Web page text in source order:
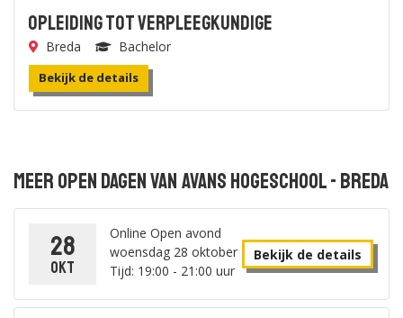
Opleiding tot Verpleegkundige
Breda Bachelor
Bekijk de details
Meer open dagen van Avans Hogeschool - Breda
28
okt
Online Open avond
woensdag 28 oktober
Tijd: 19:00 - 21:00 uur
Bekijk de details